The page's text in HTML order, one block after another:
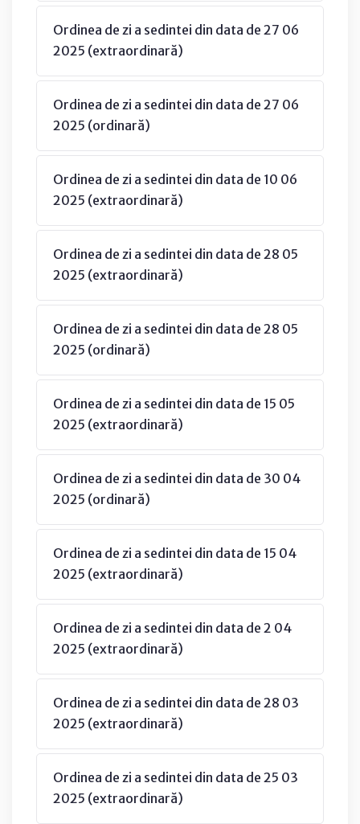
Ordinea de zi a sedintei din data de 27 06
2025 (extraordinară)
Ordinea de zi a sedintei din data de 27 06
2025 (ordinară)
Ordinea de zi a sedintei din data de 10 06
2025 (extraordinară)
Ordinea de zi a sedintei din data de 28 05
2025 (extraordinară)
Ordinea de zi a sedintei din data de 28 05
2025 (ordinară)
Ordinea de zi a sedintei din data de 15 05
2025 (extraordinară)
Ordinea de zi a sedintei din data de 30 04
2025 (ordinară)
Ordinea de zi a sedintei din data de 15 04
2025 (extraordinară)
Ordinea de zi a sedintei din data de 2 04
2025 (extraordinară)
Ordinea de zi a sedintei din data de 28 03
2025 (extraordinară)
Ordinea de zi a sedintei din data de 25 03
2025 (extraordinară)